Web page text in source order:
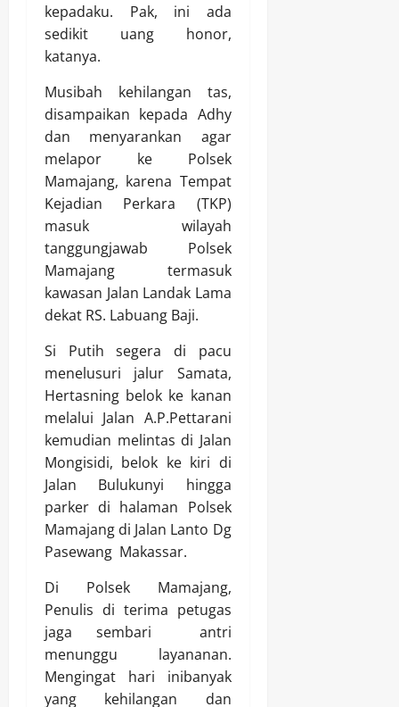
kepadaku. Pak, ini ada
sedikit uang honor,
katanya.
Musibah kehilangan tas,
disampaikan kepada Adhy
dan menyarankan agar
melapor ke Polsek
Mamajang, karena Tempat
Kejadian Perkara (TKP)
masuk wilayah
tanggungjawab Polsek
Mamajang termasuk
kawasan Jalan Landak Lama
dekat RS. Labuang Baji.
Si Putih segera di pacu
menelusuri jalur Samata,
Hertasning belok ke kanan
melalui Jalan A.P.Pettarani
kemudian melintas di Jalan
Mongisidi, belok ke kiri di
Jalan Bulukunyi hingga
parker di halaman Polsek
Mamajang di Jalan Lanto Dg
Pasewang Makassar.
Di Polsek Mamajang,
Penulis di terima petugas
jaga sembari antri
menunggu layananan.
Mengingat hari inibanyak
yang kehilangan dan